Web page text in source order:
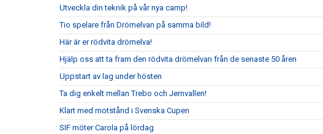
Utveckla din teknik på vår nya camp!
Tio spelare från Drömelvan på samma bild!
Här är er rödvita drömelva!
Hjälp oss att ta fram den rödvita drömelvan från de senaste 50 åren
Uppstart av lag under hösten
Ta dig enkelt mellan Trebo och Jernvallen!
Klart med motstånd i Svenska Cupen
SIF möter Carola på lördag